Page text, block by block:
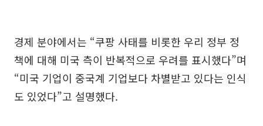
경제 분야에서는 “쿠팡 사태를 비롯한 우리 정부 정
책에 대해 미국 측이 반복적으로 우려를 표시했다”며
“미국 기업이 중국계 기업보다 차별받고 있다는 인식
도 있었다”고 설명했다.